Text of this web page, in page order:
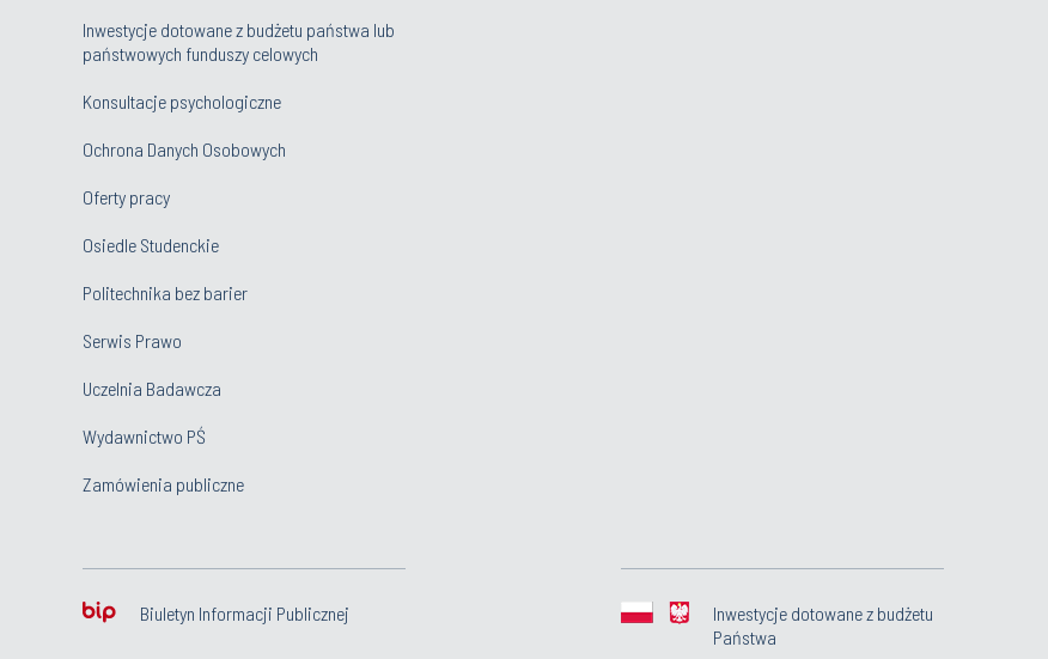
Inwestycje dotowane z budżetu państwa lub
państwowych funduszy celowych
Konsultacje psychologiczne
Ochrona Danych Osobowych
Oferty pracy
Osiedle Studenckie
Politechnika bez barier
Serwis Prawo
Uczelnia Badawcza
Wydawnictwo PŚ
Zamówienia publiczne
Biuletyn Informacji Publicznej
Inwestycje dotowane z budżetu
Państwa